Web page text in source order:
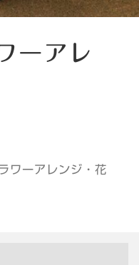
ーアレ
ワーアレンジ・花